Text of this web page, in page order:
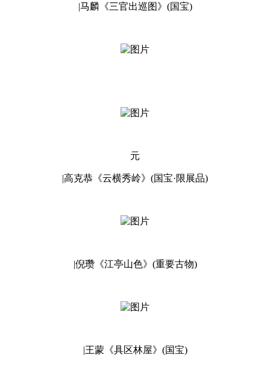
|马麟《三官出巡图》(国宝)
元
|高克恭《云横秀岭》(国宝·限展品)
|倪瓒《江亭山色》(重要古物)
|王蒙《具区林屋》(国宝)